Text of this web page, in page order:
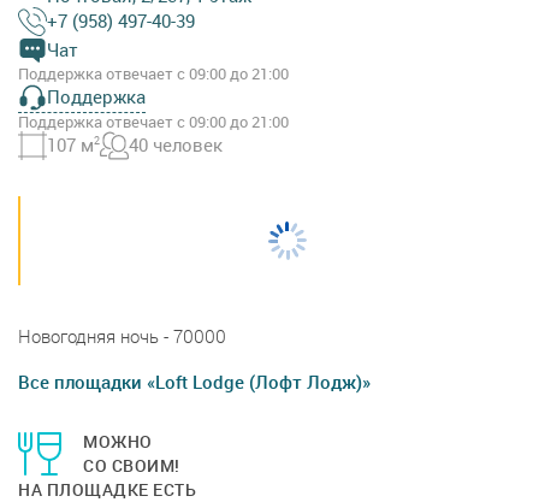
+7 (958) 497-40-39
Чат
Поддержка отвечает с 09:00 до 21:00
Поддержка
Поддержка отвечает с 09:00 до 21:00
107 м2 40 человек
Новогодняя ночь - 70000
Все площадки «Loft Lodge (Лофт Лодж)»
МОЖНО
СО СВОИМ!
НА ПЛОЩАДКЕ ЕСТЬ